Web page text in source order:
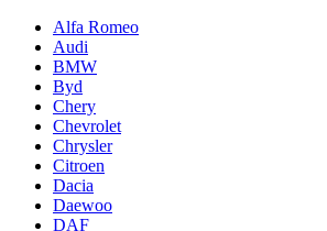
Alfa Romeo
Audi
BMW
Byd
Chery
Chevrolet
Chrysler
Citroen
Dacia
Daewoo
DAF